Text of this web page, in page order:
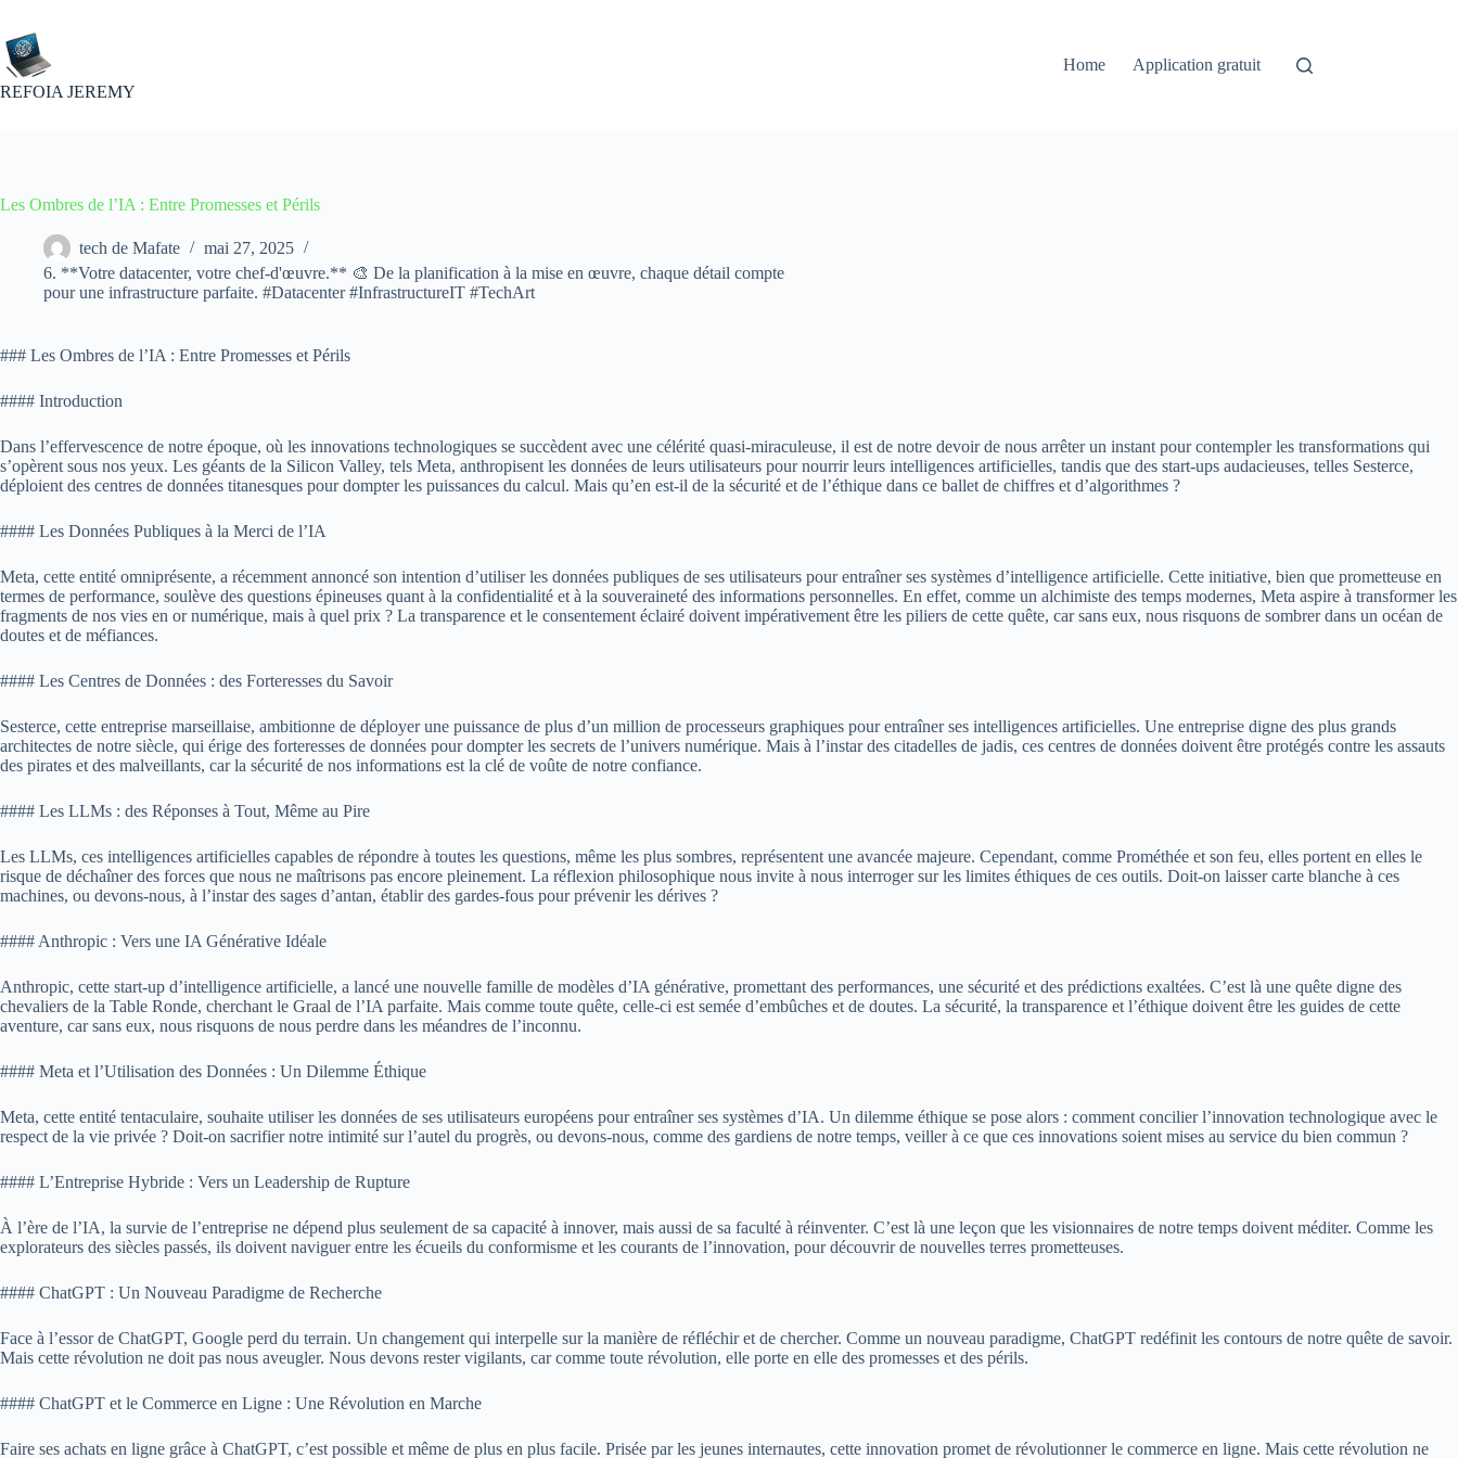
contenu
REFOIA JEREMY
Home Application gratuit
Les Ombres de l’IA : Entre Promesses et Périls
tech de Mafate
mai 27, 2025
6. **Votre datacenter, votre chef-d'œuvre.** 🎨 De la planification à la mise en œuvre, chaque détail compte
pour une infrastructure parfaite. #Datacenter #InfrastructureIT #TechArt
### Les Ombres de l’IA : Entre Promesses et Périls
#### Introduction
Dans l’effervescence de notre époque, où les innovations technologiques se succèdent avec une célérité quasi-miraculeuse, il est de notre devoir de nous arrêter un instant pour contempler les transformations qui
s’opèrent sous nos yeux. Les géants de la Silicon Valley, tels Meta, anthropisent les données de leurs utilisateurs pour nourrir leurs intelligences artificielles, tandis que des start-ups audacieuses, telles Sesterce,
déploient des centres de données titanesques pour dompter les puissances du calcul. Mais qu’en est-il de la sécurité et de l’éthique dans ce ballet de chiffres et d’algorithmes ?
#### Les Données Publiques à la Merci de l’IA
Meta, cette entité omniprésente, a récemment annoncé son intention d’utiliser les données publiques de ses utilisateurs pour entraîner ses systèmes d’intelligence artificielle. Cette initiative, bien que prometteuse en
termes de performance, soulève des questions épineuses quant à la confidentialité et à la souveraineté des informations personnelles. En effet, comme un alchimiste des temps modernes, Meta aspire à transformer les
fragments de nos vies en or numérique, mais à quel prix ? La transparence et le consentement éclairé doivent impérativement être les piliers de cette quête, car sans eux, nous risquons de sombrer dans un océan de
doutes et de méfiances.
#### Les Centres de Données : des Forteresses du Savoir
Sesterce, cette entreprise marseillaise, ambitionne de déployer une puissance de plus d’un million de processeurs graphiques pour entraîner ses intelligences artificielles. Une entreprise digne des plus grands
architectes de notre siècle, qui érige des forteresses de données pour dompter les secrets de l’univers numérique. Mais à l’instar des citadelles de jadis, ces centres de données doivent être protégés contre les assauts
des pirates et des malveillants, car la sécurité de nos informations est la clé de voûte de notre confiance.
#### Les LLMs : des Réponses à Tout, Même au Pire
Les LLMs, ces intelligences artificielles capables de répondre à toutes les questions, même les plus sombres, représentent une avancée majeure. Cependant, comme Prométhée et son feu, elles portent en elles le
risque de déchaîner des forces que nous ne maîtrisons pas encore pleinement. La réflexion philosophique nous invite à nous interroger sur les limites éthiques de ces outils. Doit-on laisser carte blanche à ces
machines, ou devons-nous, à l’instar des sages d’antan, établir des gardes-fous pour prévenir les dérives ?
#### Anthropic : Vers une IA Générative Idéale
Anthropic, cette start-up d’intelligence artificielle, a lancé une nouvelle famille de modèles d’IA générative, promettant des performances, une sécurité et des prédictions exaltées. C’est là une quête digne des
chevaliers de la Table Ronde, cherchant le Graal de l’IA parfaite. Mais comme toute quête, celle-ci est semée d’embûches et de doutes. La sécurité, la transparence et l’éthique doivent être les guides de cette
aventure, car sans eux, nous risquons de nous perdre dans les méandres de l’inconnu.
#### Meta et l’Utilisation des Données : Un Dilemme Éthique
Meta, cette entité tentaculaire, souhaite utiliser les données de ses utilisateurs européens pour entraîner ses systèmes d’IA. Un dilemme éthique se pose alors : comment concilier l’innovation technologique avec le
respect de la vie privée ? Doit-on sacrifier notre intimité sur l’autel du progrès, ou devons-nous, comme des gardiens de notre temps, veiller à ce que ces innovations soient mises au service du bien commun ?
#### L’Entreprise Hybride : Vers un Leadership de Rupture
À l’ère de l’IA, la survie de l’entreprise ne dépend plus seulement de sa capacité à innover, mais aussi de sa faculté à réinventer. C’est là une leçon que les visionnaires de notre temps doivent méditer. Comme les
explorateurs des siècles passés, ils doivent naviguer entre les écueils du conformisme et les courants de l’innovation, pour découvrir de nouvelles terres prometteuses.
#### ChatGPT : Un Nouveau Paradigme de Recherche
Face à l’essor de ChatGPT, Google perd du terrain. Un changement qui interpelle sur la manière de réfléchir et de chercher. Comme un nouveau paradigme, ChatGPT redéfinit les contours de notre quête de savoir.
Mais cette révolution ne doit pas nous aveugler. Nous devons rester vigilants, car comme toute révolution, elle porte en elle des promesses et des périls.
#### ChatGPT et le Commerce en Ligne : Une Révolution en Marche
Faire ses achats en ligne grâce à ChatGPT, c’est possible et même de plus en plus facile. Prisée par les jeunes internautes, cette innovation promet de révolutionner le commerce en ligne. Mais cette révolution ne